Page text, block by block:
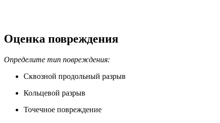
Оценка повреждения
Определите тип повреждения:
Сквозной продольный разрыв
Кольцевой разрыв
Точечное повреждение